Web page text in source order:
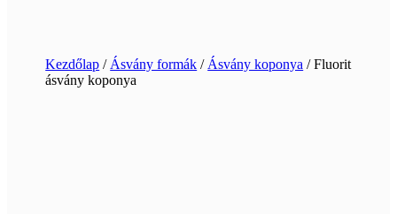
Kezdőlap / Ásvány formák / Ásvány koponya / Fluorit
ásvány koponya